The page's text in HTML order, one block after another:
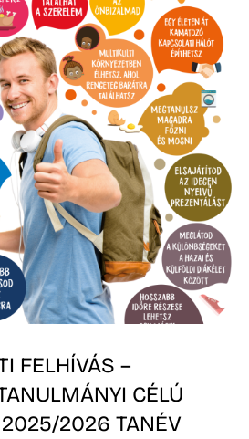
FELHÍVÁS –
CÉLÚ
2025/2026 TANÉV